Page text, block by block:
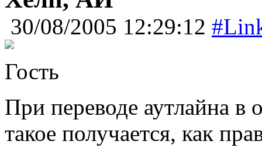
30/08/2005 12:29:12
Гость
При переводе аутлайна в
такое получается, как